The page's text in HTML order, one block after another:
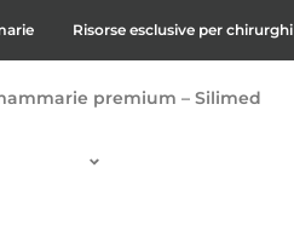
premium – Silimed
Risorse esclusive per chirurghi